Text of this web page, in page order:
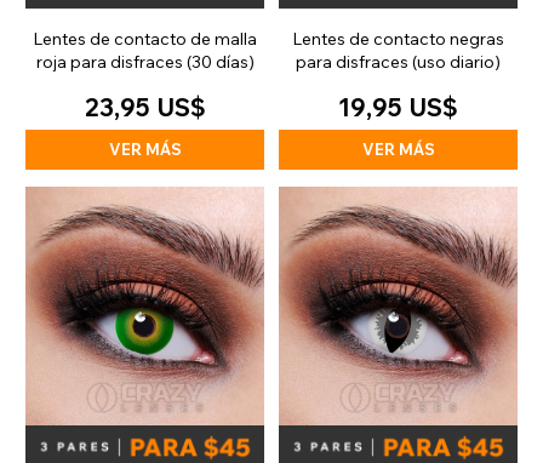
Lentes de contacto de malla
roja para disfraces (30 días)
23,95 US$
VER MÁS
Lentes de contacto negras
para disfraces (uso diario)
19,95 US$
VER MÁS